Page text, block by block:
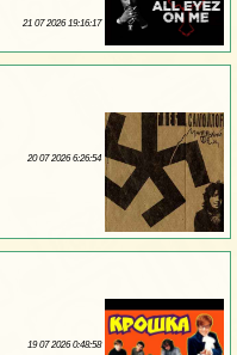
21 07 2026 19:16:17
20 07 2026 6:26:54
19 07 2026 0:48:58